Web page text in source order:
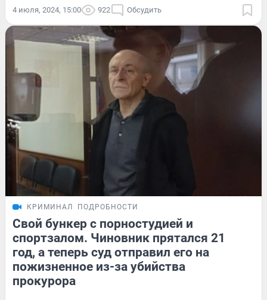
4 июля, 2024, 15:00 922 Обсудить
КРИМИНАЛ ПОДРОБНОСТИ
Свой бункер с порностудией и
спортзалом. Чиновник прятался 21
год, а теперь суд отправил его на
пожизненное из-за убийства
прокурора